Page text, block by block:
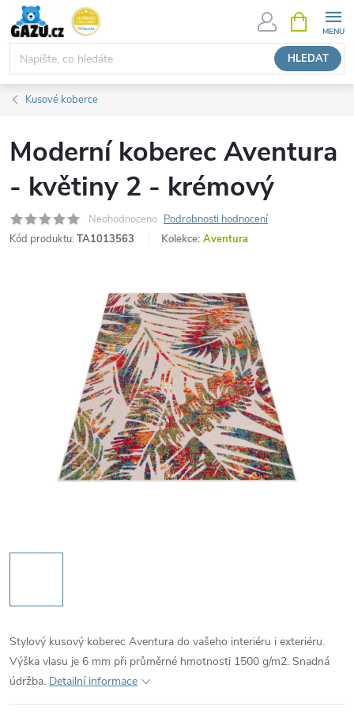
Přejít
obsah
HLEDAT
NÁKUPNÍ
KOŠÍK
Kusové koberce
Moderní koberec Aventura
- květiny 2 - krémový
Neohodnoceno Podrobnosti hodnocení
Kód produktu: TA1013563 Kolekce: Aventura
Stylový kusový koberec Aventura do vašeho interiéru i exteriéru.
Výška vlasu je 6 mm při průměrné hmotnosti 1500 g/m2. Snadná
údržba. Detailní informace